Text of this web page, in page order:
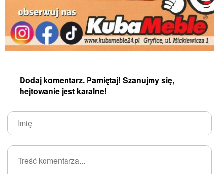
Dodaj komentarz. Pamiętaj! Szanujmy się,
hejtowanie jest karalne!